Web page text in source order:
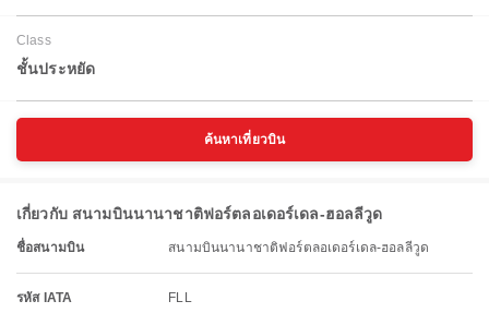
Class
ชั้นประหยัด
ค้นหาเที่ยวบิน
เกี่ยวกับ สนามบินนานาชาติฟอร์ตลอเดอร์เดล-ฮอลลีวูด
ชื่อสนามบิน สนามบินนานาชาติฟอร์ตลอเดอร์เดล-ฮอลลีวูด
รหัส IATA FLL